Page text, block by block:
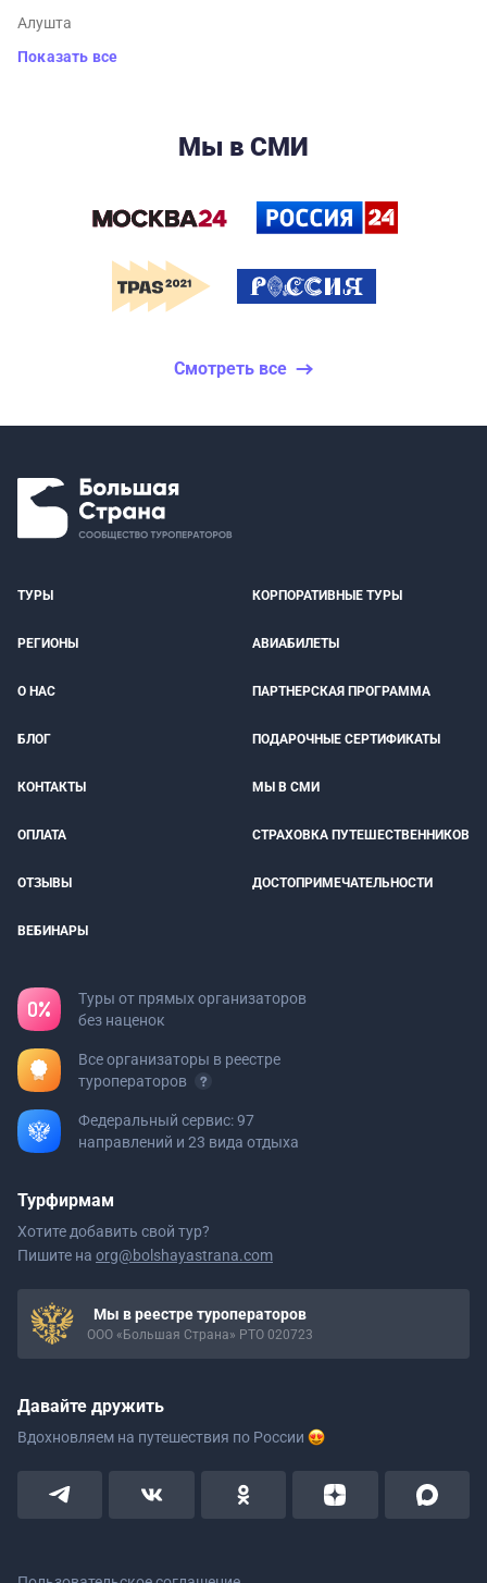
Алушта
Показать все
Мы в СМИ
Смотреть все
ТУРЫ КОРПОРАТИВНЫЕ ТУРЫ
РЕГИОНЫ АВИАБИЛЕТЫ
О НАС ПАРТНЕРСКАЯ ПРОГРАММА
БЛОГ ПОДАРОЧНЫЕ СЕРТИФИКАТЫ
КОНТАКТЫ МЫ В СМИ
ОПЛАТА СТРАХОВКА ПУТЕШЕСТВЕННИКОВ
ОТЗЫВЫ ДОСТОПРИМЕЧАТЕЛЬНОСТИ
ВЕБИНАРЫ
Туры от прямых организаторов
без наценок
Все организаторы в реестре
туроператоров
Федеральный сервис: 97
направлений и 23 вида отдыха
Турфирмам
Хотите добавить свой тур?
Пишите на org@bolshayastrana.com
Мы в реестре туроператоров
ООО «Большая Страна» РТО 020723
Давайте дружить
Вдохновляем на путешествия по России